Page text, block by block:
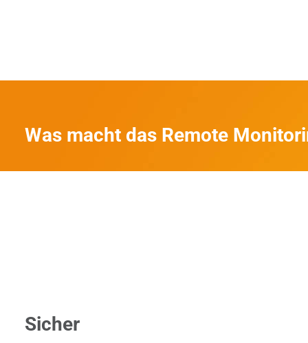
Was macht das Remote
Sicher